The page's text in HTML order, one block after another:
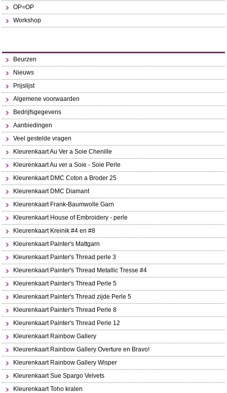
OP=OP
Workshop
Beurzen
Nieuws
Prijslijst
Algemene voorwaarden
Bedrijfsgegevens
Aanbiedingen
Veel gestelde vragen
Kleurenkaart Au Ver a Soie Chenille
Kleurenkaart Au ver a Soie - Soie Perle
Kleurenkaart DMC Coton a Broder 25
Kleurenkaart DMC Diamant
Kleurenkaart Frank-Baumwolle Garn
Kleurenkaart House of Embroidery - perle
Kleurenkaart Kreinik #4 en #8
Kleurenkaart Painter's Mattgarn
Kleurenkaart Painter's Thread perle 3
Kleurenkaart Painter's Thread Metallic Tresse #4
Kleurenkaart Painter's Thread Perle 5
Kleurenkaart Painter's Thread zijde Perle 5
Kleurenkaart Painter's Thread Perle 8
Kleurenkaart Painter's Thread Perle 12
Kleurenkaart Rainbow Gallery
Kleurenkaart Rainbow Gallery Overture en Bravo!
Kleurenkaart Rainbow Gallery Wisper
Kleurenkaart Sue Spargo Velvets
Kleurenkaart Toho kralen